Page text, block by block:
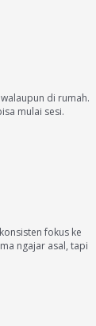
di rumah.
mulai sesi.
fokus ke
ngajar asal, tapi